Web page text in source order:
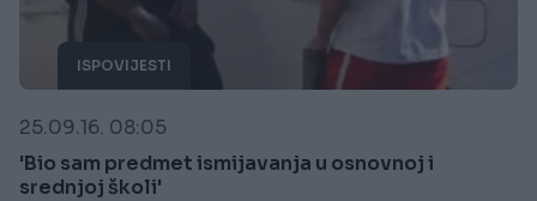
ISPOVIJESTI
25.09.16. 08:05
'Bio sam predmet ismijavanja u osnovnoj i
srednjoj školi'